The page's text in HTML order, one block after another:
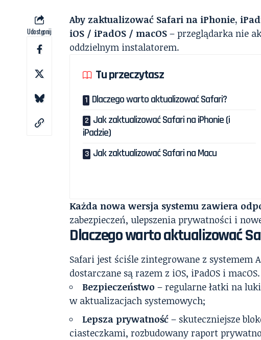
Udostępnij
Aby zaktualizować Safari na iPhonie,
iOS / iPadOS / macOS – przeglądarka nie
oddzielnym instalatorem.
Tu przeczytasz
Dlaczego warto aktualizować Safari?
Jak zaktualizować Safari na iPhonie (i
iPadzie)
Jak zaktualizować Safari na Macu
Każda nowa wersja systemu zawiera
zabezpieczeń, ulepszenia prywatności i
Dlaczego warto aktualizować
Safari jest ściśle zintegrowane z systemem
dostarczane są razem z iOS, iPadOS i
Bezpieczeństwo – regularne łatki na
w aktualizacjach systemowych;
Lepsza prywatność – skuteczniejsze
ciasteczkami, rozbudowany raport